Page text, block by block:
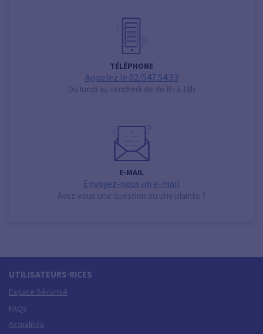
TÉLÉPHONE
Appelez le 02/547.54.93
Du lundi au vendredi de de 8h à 18h
E-MAIL
Envoyez-nous un e-mail
Avez-vous une question ou une plainte ?
UTILISATEURS·RICES
Espace Sécurisé
FAQs
Actualités